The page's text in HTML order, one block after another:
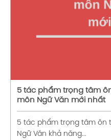
5 tác phẩm trọng tâm
môn Ngữ Văn mới nhất
5 tác phẩm trọng tâm ôn
Ngữ Văn khả năng...